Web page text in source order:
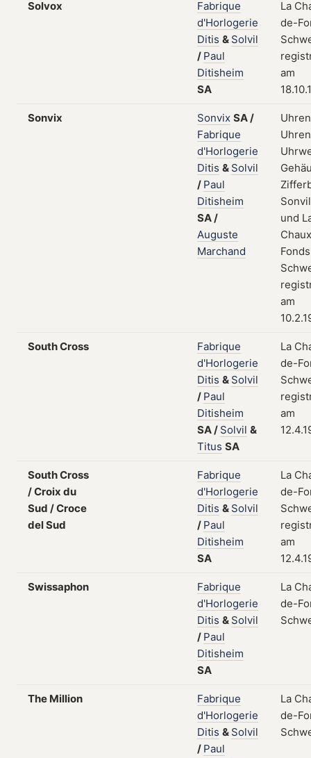
Solvox
Fabrique
d'Horlogerie
Ditis & Solvil
/ Paul
Ditisheim
SA
La
de-
am
Sonvix Sonvix SA/
Fabrique
d'Horlogerie
Ditis & Solvil
/ Paul
Ditisheim
SA/
Auguste
Marchand
und
am
South Cross
Fabrique
d'Horlogerie
Ditis & Solvil
/ Paul
Ditisheim
SA/ Solvil &
Titus SA
La
de-
am
South Cross
/ Croix du
Sud / Croce
del Sud
Fabrique
d'Horlogerie
Ditis & Solvil
/ Paul
Ditisheim
SA
La
de-
am
Swissaphon
Fabrique
d'Horlogerie
Ditis & Solvil
/ Paul
Ditisheim
SA
La
de-
The Million
Fabrique
d'Horlogerie
Ditis & Solvil
/ Paul
La
de-